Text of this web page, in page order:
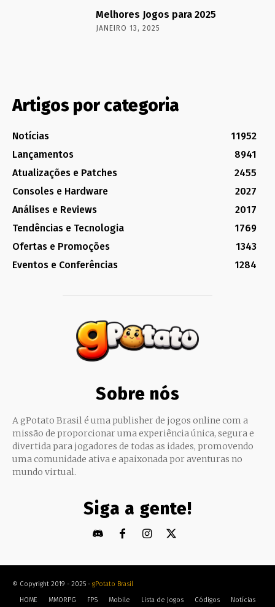
Melhores Jogos para 2025
JANEIRO 13, 2025
Artigos por categoria
Notícias
11952
Lançamentos
8941
Atualizações e Patches
2455
Consoles e Hardware
2027
Análises e Reviews
2017
Tendências e Tecnologia
1769
Ofertas e Promoções
1343
Eventos e Conferências
1284
Sobre nós
A gPotato Brasil é uma publisher de jogos online com a
missão de proporcionar uma experiência única, segura e
divertida para jogadores de todas as idades, promovendo
uma comunidade ativa e apaixonada por aventuras no
mundo virtual.
Siga a gente!
© Copyright 2019 - 2025 - gPotato Brasil
HOME
MMORPG FPS Mobile Lista de Jogos Códigos Notícias